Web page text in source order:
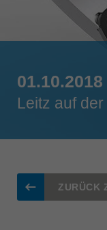
01.10.2018
Leitz auf
ZURÜCK